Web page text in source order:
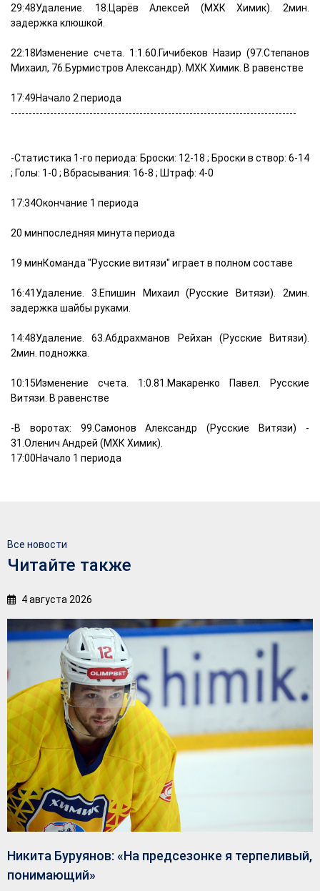
29:48Удаление. 18.Царёв Алексей (МХК Химик). 2мин.
задержка клюшкой.
22:18Изменение счета. 1:1.60.Гичибеков Назир (97.Степанов
Михаил, 76.Бурмистров Александр). МХК Химик. В равенстве
17:49Начало 2 периода
--------------------------------------------------------------------------------
-Статистика 1-го периода: Броски: 12-18 ; Броски в створ: 6-14
; Голы: 1-0 ; Вбрасывания: 16-8 ; Штраф: 4-0
17:34Окончание 1 периода
20 минпоследняя минута периода
19 минКоманда "Русские витязи" играет в полном составе
16:41Удаление. 3.Епишин Михаил (Русские Витязи). 2мин.
задержка шайбы руками.
14:48Удаление. 63.Абдрахманов Рейхан (Русские Витязи).
2мин. подножка.
10:15Изменение счета. 1:0.81.Макаренко Павел. Русские
Витязи. В равенстве
-В воротах: 99.Самонов Александр (Русские Витязи) -
31.Оленич Андрей (МХК Химик).
17:00Начало 1 периода
Все новости
Читайте также
4 августа 2026
Никита Буруянов: «На предсезонке я терпеливый,
понимающий»